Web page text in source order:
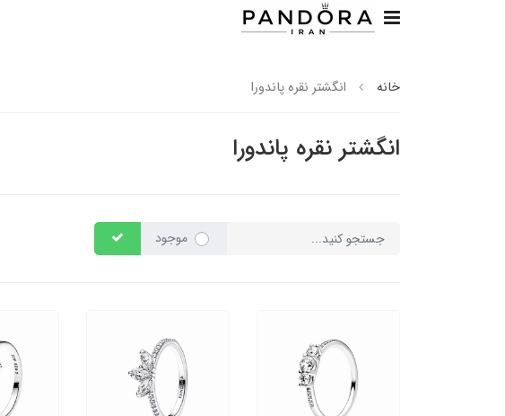
خانه انگشتر نقره پاندورا
انگشتر نقره پاندورا
موجود